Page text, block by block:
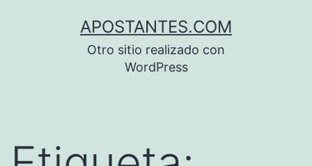
APOSTANTES.COM
Otro sitio realizado con
WordPress